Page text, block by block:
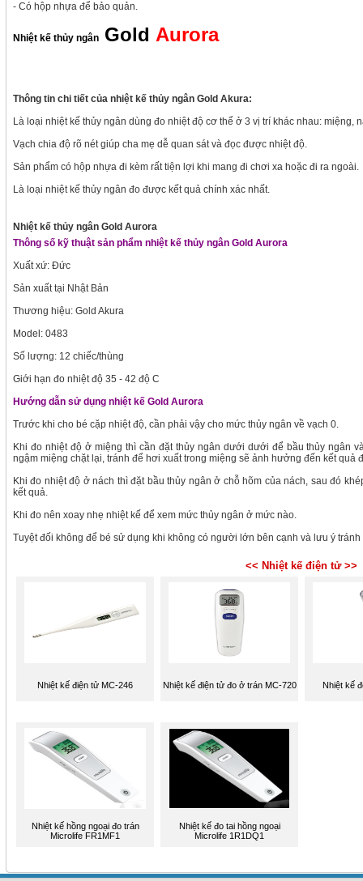
- Có hộp nhựa để bảo quản.
Nhiệt kế thủy ngân Gold Aurora
Thông tin chi tiết của nhiệt kế thủy ngân Gold Akura:
Là loại nhiệt kế thủy ngân dùng đo nhiệt độ cơ thể ở 3 vị trí khác nhau: miệng,
Vạch chia độ rõ nét giúp cha mẹ dễ quan sát và đọc được nhiệt độ.
Sản phẩm có hộp nhựa đi kèm rất tiện lợi khi mang đi chơi xa hoặc đi ra ngoài.
Là loại nhiệt kế thủy ngân đo được kết quả chính xác nhất.
Nhiệt kế thủy ngân Gold Aurora
Thông số kỹ thuật sản phẩm nhiệt kế thủy ngân Gold Aurora
Xuất xứ: Đức
Sản xuất tại Nhật Bản
Thương hiệu: Gold Akura
Model: 0483
Số lượng: 12 chiếc/thùng
Giới hạn đo nhiệt độ 35 - 42 độ C
Hướng dẫn sử dụng nhiệt kế Gold Aurora
Trước khi cho bé cặp nhiệt độ, cần phải vậy cho mức thủy ngân về vạch 0.
Khi đo nhiệt độ ở miệng thì cần đặt thủy ngân dưới dưới để bầu thủy ngân
ngậm miệng chặt lại, tránh để hơi xuất trong miệng sẽ ảnh hưởng đến kết quả
Khi đo nhiệt độ ở nách thì đặt bầu thủy ngân ở chỗ hõm của nách, sau đó
kết quả.
Khi đo nên xoay nhẹ nhiệt kế để xem mức thủy ngân ở mức nào.
Tuyệt đối không để bé sử dụng khi không có người lớn bên cạnh và lưu ý
<< Nhiệt kế điện tử >>
Nhiệt kế điện tử MC-246 Nhiệt kế điện tử đo ở trán MC-720 Nhiệt kế
Nhiệt kế hồng ngoại đo trán
Microlife FR1MF1
Nhiệt kế đo tai hồng ngoại
Microlife 1R1DQ1